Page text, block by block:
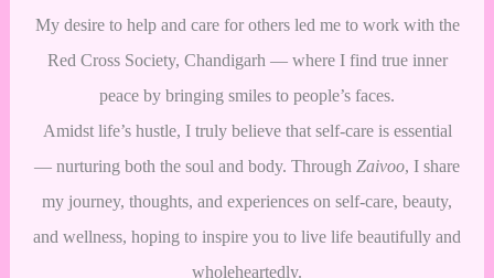
My desire to help and care for others led me to work with the
Red Cross Society, Chandigarh — where I find true inner
peace by bringing smiles to people’s faces.
Amidst life’s hustle, I truly believe that self-care is essential
— nurturing both the soul and body. Through Zaivoo, I share
my journey, thoughts, and experiences on self-care, beauty,
and wellness, hoping to inspire you to live life beautifully and
wholeheartedly.